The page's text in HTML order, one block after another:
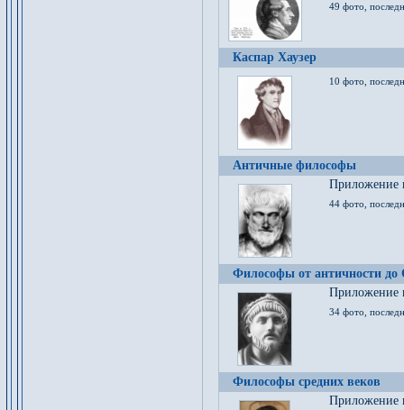
49 фото,
Каспар Хаузер
10 фото,
Античные философы
Приложение
44 фото,
Философы от античности до
Приложение
34 фото,
Философы средних веков
Приложение